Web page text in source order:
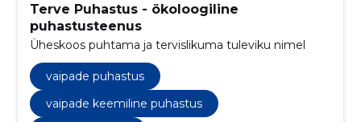
Terve Puhastus - ökoloogiline
puhastusteenus
Üheskoos puhtama ja tervislikuma tuleviku nimel
vaipade puhastus
vaipade keemiline puhastus